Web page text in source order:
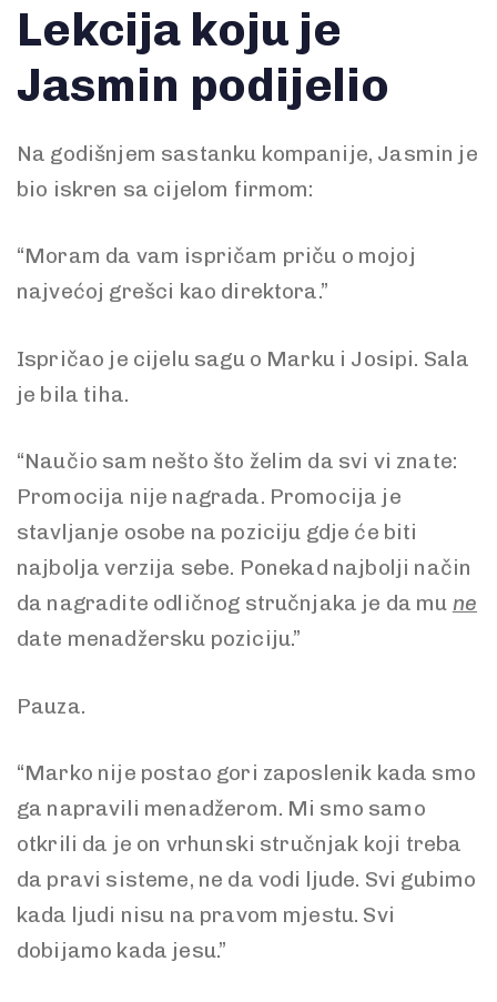
Lekcija koju je
Jasmin podijelio
Na godišnjem sastanku kompanije, Jasmin je
bio iskren sa cijelom firmom:
“Moram da vam ispričam priču o mojoj
najvećoj grešci kao direktora.”
Ispričao je cijelu sagu o Marku i Josipi. Sala
je bila tiha.
“Naučio sam nešto što želim da svi vi znate:
Promocija nije nagrada. Promocija je
stavljanje osobe na poziciju gdje će biti
najbolja verzija sebe. Ponekad najbolji način
da nagradite odličnog stručnjaka je da mu ne
date menadžersku poziciju.”
Pauza.
“Marko nije postao gori zaposlenik kada smo
ga napravili menadžerom. Mi smo samo
otkrili da je on vrhunski stručnjak koji treba
da pravi sisteme, ne da vodi ljude. Svi gubimo
kada ljudi nisu na pravom mjestu. Svi
dobijamo kada jesu.”